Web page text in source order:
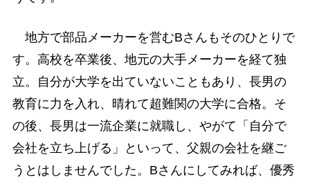
地方で部品メーカーを営むBさんもそのひとりで
す。高校を卒業後、地元の大手メーカーを経て独
立。自分が大学を出ていないこともあり、長男の
教育に力を入れ、晴れて超難関の大学に合格。そ
の後、長男は一流企業に就職し、やがて「自分で
会社を立ち上げる」といって、父親の会社を継ご
うとはしませんでした。Bさんにしてみれば、優秀